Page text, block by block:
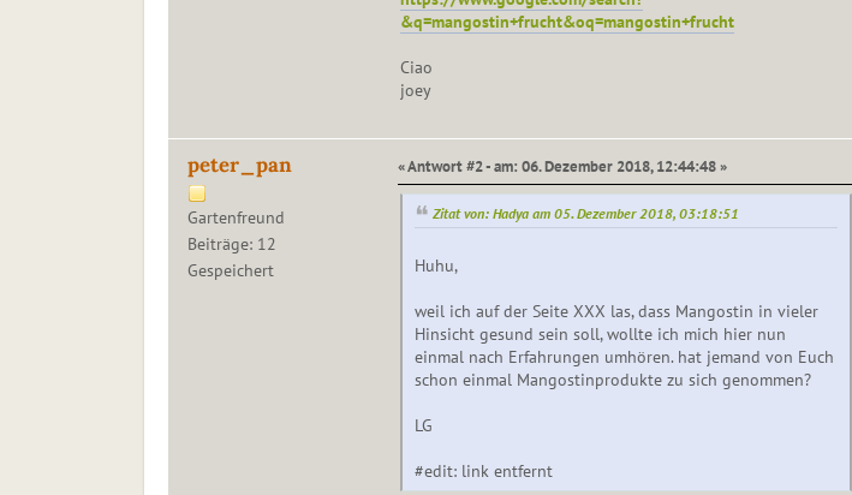
&q=mangostin+frucht&oq=mangostin+frucht
Ciao
joey
peter_pan
Gartenfreund
Beiträge: 12
Gespeichert
« Antwort #2 - am: 06. Dezember 2018, 12:44:48 »
Zitat von: Hadya am 05. Dezember 2018, 03:18:51
Huhu,
weil ich auf der Seite XXX las, dass Mangostin in vieler
Hinsicht gesund sein soll, wollte ich mich hier nun
einmal nach Erfahrungen umhören. hat jemand von Euch
schon einmal Mangostinprodukte zu sich genommen?
LG
#edit: link entfernt